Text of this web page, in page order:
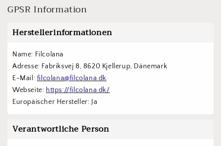
GPSR Information
Herstellerinformationen
Name: Filcolana
Adresse: Fabriksvej 8, 8620 Kjellerup, Dänemark
E-Mail: filcolana@filcolana.dk
Webseite: https://filcolana.dk/
Europäischer Hersteller: Ja
Verantwortliche Person